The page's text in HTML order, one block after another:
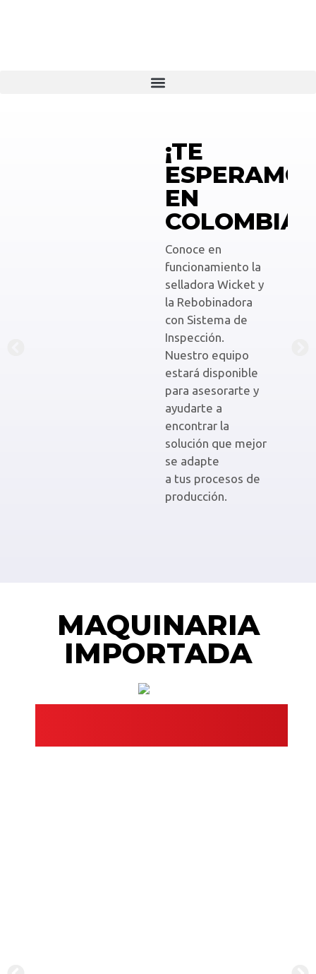
¡TE
EN
Conoce en
funcionamiento la
selladora Wicket y
la Rebobinadora
con Sistema de
Inspección.
Nuestro equipo
estará disponible
para asesorarte y
ayudarte a
encontrar la
solución que mejor
se adapte
a tus procesos de
producción.
MAQUINARIA
IMPORTADA